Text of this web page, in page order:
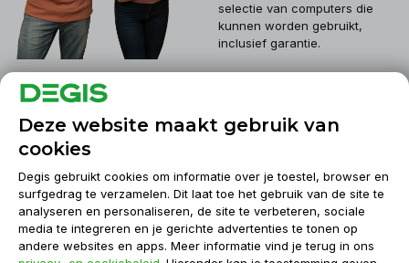
selectie van computers die
kunnen worden gebruikt,
inclusief garantie.
Klantenservice
Informatie
Deze website maakt gebruik van
cookies
Degis gebruikt cookies om informatie over je toestel, browser en
surfgedrag te verzamelen. Dit laat toe het gebruik van de site te
analyseren en personaliseren, de site te verbeteren, sociale
media te integreren en je gerichte advertenties te tonen op
andere websites en apps. Meer informatie vind je terug in ons